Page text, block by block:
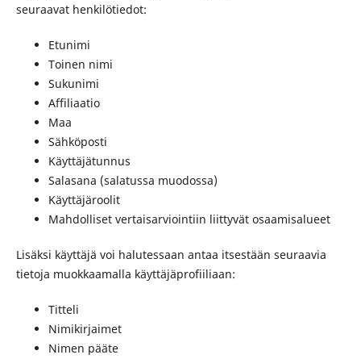
seuraavat henkilötiedot:
Etunimi
Toinen nimi
Sukunimi
Affiliaatio
Maa
Sähköposti
Käyttäjätunnus
Salasana (salatussa muodossa)
Käyttäjäroolit
Mahdolliset vertaisarviointiin liittyvät osaamisalueet
Lisäksi käyttäjä voi halutessaan antaa itsestään seuraavia
tietoja muokkaamalla käyttäjäprofiiliaan:
Titteli
Nimikirjaimet
Nimen pääte